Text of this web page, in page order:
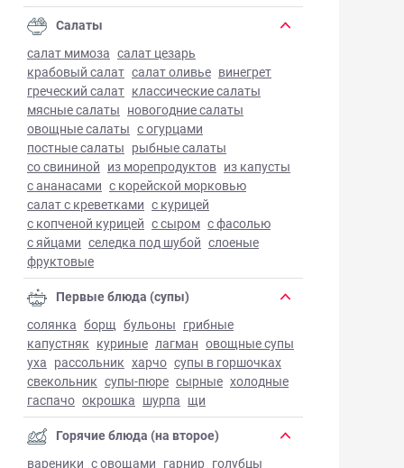
Салаты
салат мимоза салат цезарь
крабовый салат салат оливье винегрет
греческий салат классические салаты
мясные салаты новогодние салаты
овощные салаты с огурцами
постные салаты рыбные салаты
со свининой из морепродуктов из капусты
с ананасами с корейской морковью
салат с креветками с курицей
с копченой курицей с сыром с фасолью
с яйцами селедка под шубой слоеные
фруктовые
Первые блюда (супы)
солянка борщ бульоны грибные
капустняк куриные лагман овощные супы
уха рассольник харчо супы в горшочках
свекольник супы-пюре сырные холодные
гаспачо окрошка шурпа щи
Горячие блюда (на второе)
вареники с овощами гарнир голубцы